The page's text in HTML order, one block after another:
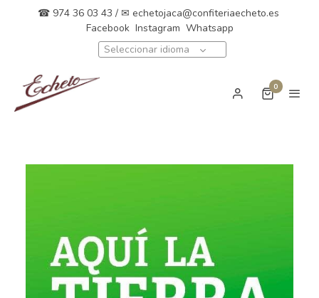
☎ 974 36 03 43 / ✉ echetojaca@confiteriaecheto.es
Facebook Instagram Whatsapp
Seleccionar idioma
0